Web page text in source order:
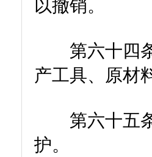
以撤销。
第六十四条
产工具、原材
第六十五条
护。